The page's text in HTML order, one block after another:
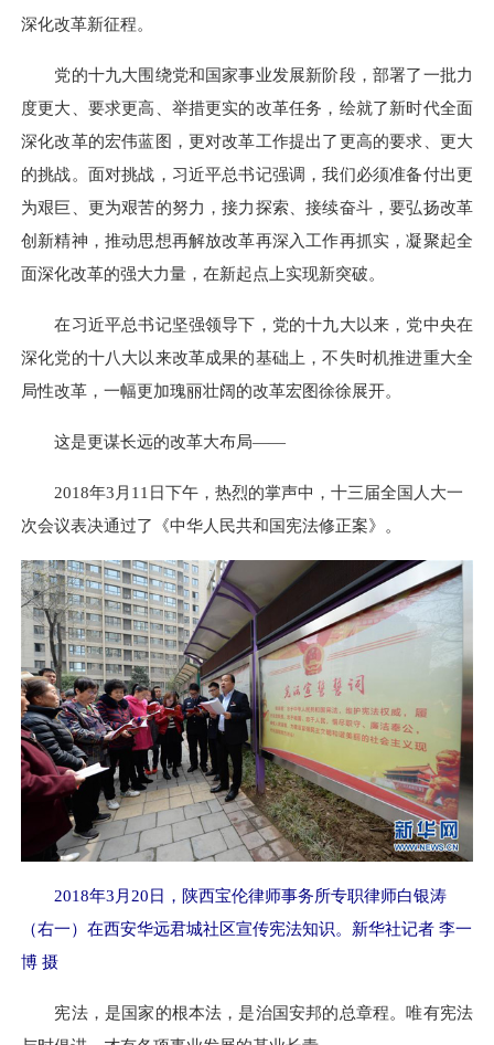
深化改革新征程。
党的十九大围绕党和国家事业发展新阶段，部署了一批力
度更大、要求更高、举措更实的改革任务，绘就了新时代全面
深化改革的宏伟蓝图，更对改革工作提出了更高的要求、更大
的挑战。面对挑战，习近平总书记强调，我们必须准备付出更
为艰巨、更为艰苦的努力，接力探索、接续奋斗，要弘扬改革
创新精神，推动思想再解放改革再深入工作再抓实，凝聚起全
面深化改革的强大力量，在新起点上实现新突破。
在习近平总书记坚强领导下，党的十九大以来，党中央在
深化党的十八大以来改革成果的基础上，不失时机推进重大全
局性改革，一幅更加瑰丽壮阔的改革宏图徐徐展开。
这是更谋长远的改革大布局——
2018年3月11日下午，热烈的掌声中，十三届全国人大一
次会议表决通过了《中华人民共和国宪法修正案》。
2018年3月20日，陕西宝伦律师事务所专职律师白银涛
（右一）在西安华远君城社区宣传宪法知识。新华社记者 李一
博 摄
宪法，是国家的根本法，是治国安邦的总章程。唯有宪法